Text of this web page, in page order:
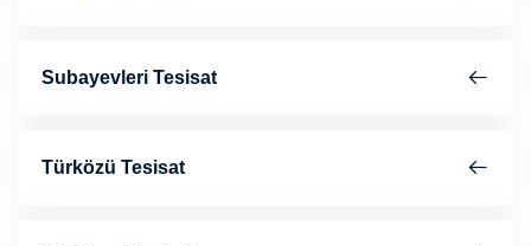
Subayevleri Tesisat
Türközü Tesisat